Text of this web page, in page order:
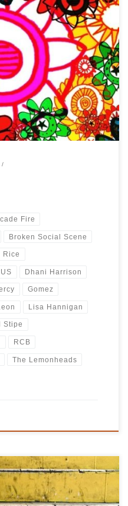
la playlist di maggio di Radio
Evan Dando sono roba da veri
chitarra e voce dei
venivano con rumori e voci
Fire
Broken Social Scene
Rice
Dhani Harrison
Gomez
Lisa Hannigan
Stipe
RCB
The Lemonheads